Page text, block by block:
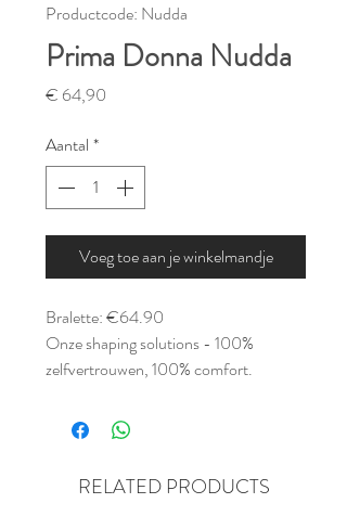
Productcode: Nudda
Prima Donna Nudda
€ 64,90
Aantal *
Voeg toe aan je winkelmandje
Bralette: €64.90
Onze shaping solutions - 100%
zelfvertrouwen, 100% comfort.
zonder beugel
Stijlvol, niet-transparant design
Stylish en veelzijdig in zwart, beige
Corrigerende hoge slip met pijpjes:
RELATED PRODUCTS